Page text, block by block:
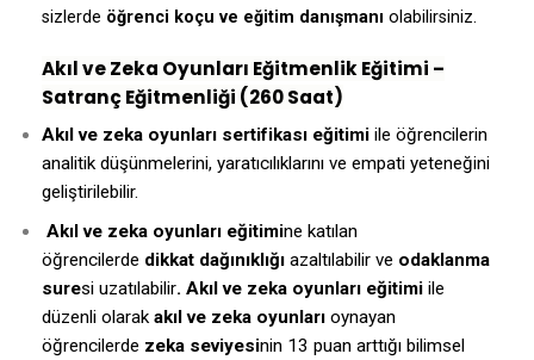
sizlerde öğrenci koçu ve eğitim danışmanı olabilirsiniz.
Akıl ve Zeka Oyunları Eğitmenlik Eğitimi –
Satranç Eğitmenliği (260 Saat)
Akıl ve zeka oyunları sertifikası eğitimi ile öğrencilerin
analitik düşünmelerini, yaratıcılıklarını ve empati yeteneğini
geliştirilebilir.
Akıl ve zeka oyunları eğitimine katılan
öğrencilerde dikkat dağınıklığı azaltılabilir ve odaklanma
suresi uzatılabilir. Akıl ve zeka oyunları eğitimi ile
düzenli olarak akıl ve zeka oyunları oynayan
öğrencilerde zeka seviyesinin 13 puan arttığı bilimsel